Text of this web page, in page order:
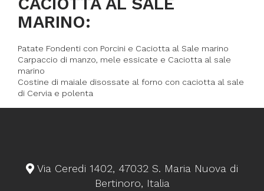
MARINO:
Patate Fondenti con Porcini e Caciotta al Sale marino
Carpaccio di manzo, mele essicate e Caciotta al sale
marino
Costine di maiale disossate al forno con caciotta al sale
di Cervia e polenta
Via Ceredi 1402, 47032 S. Maria Nuova di
Bertinoro, Italia